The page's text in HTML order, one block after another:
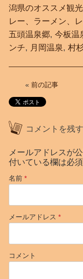
潟県のオススメ観
レー、ラーメン、
五頭温泉郷, 今板温
ンチ, 月岡温泉, 村
« 前の記事
コメントを残す
メールアドレスが
付いている欄は必
名前 *
メールアドレス *
コメント